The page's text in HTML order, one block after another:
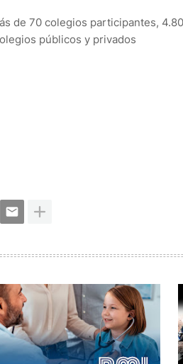
de 70 colegios participantes,
públicos y privados